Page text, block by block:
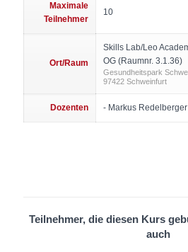
Maximale
Teilnehmer
10
Ort/Raum
Skills Lab/Leo
OG (Raumnr. 3.1.36)
Gesundheitspark
97422 Schweinfurt
Dozenten - Markus Redelberger
Teilnehmer, die diesen Kurs
auch